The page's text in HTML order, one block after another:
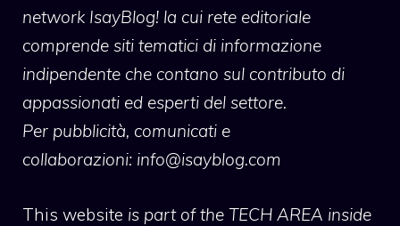
network IsayBlog! la cui rete editoriale
comprende siti tematici di informazione
indipendente che contano sul contributo di
appassionati ed esperti del settore.
Per pubblicità, comunicati e
collaborazioni: info@isayblog.com
This website is part of the TECH AREA inside